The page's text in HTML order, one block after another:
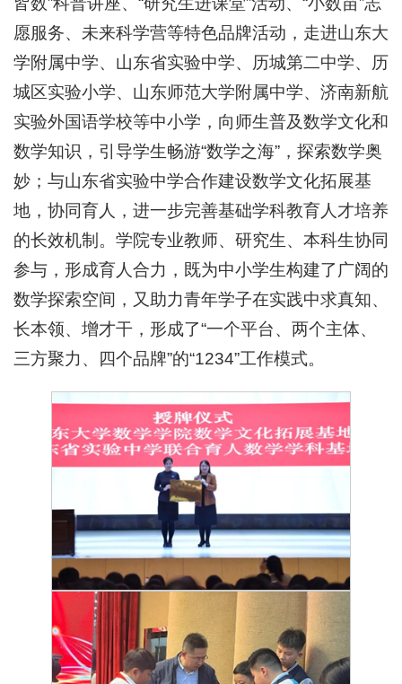
愿服务、未来科学营等特色品牌活动，走进山东大
学附属中学、山东省实验中学、历城第二中学、历
城区实验小学、山东师范大学附属中学、济南新航
实验外国语学校等中小学，向师生普及数学文化和
数学知识，引导学生畅游“数学之海”，探索数学奥
妙；与山东省实验中学合作建设数学文化拓展基
地，协同育人，进一步完善基础学科教育人才培养
的长效机制。学院专业教师、研究生、本科生协同
参与，形成育人合力，既为中小学生构建了广阔的
数学探索空间，又助力青年学子在实践中求真知、
长本领、增才干，形成了“一个平台、两个主体、
三方聚力、四个品牌”的“1234”工作模式。